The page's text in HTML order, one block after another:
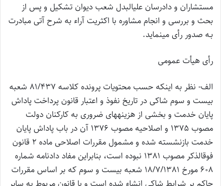
مستشاران و دادرسان علی‎البدل شعب دیوان تشکیل و پس از
بحث و بررسی و انجام مشاوره با اکثریت آراء به شرح آتی مبادرت
بـه صدور رأی می‎نماید.
رأی هیأت عمومی
الف- نظر به اینکه حسب محتویات پرونده کلاسه 81/437 شعبه
بیست و سوم شاکی در تاریخ نفوذ و اعتبار قانون پرداخت پاداش
پایان خدمت و بخشی از هزینه‎های ضروری به کارکنان دولت
مصوب 1375 و اصلاحیه مصوب 1376 آن در باب پاداش پایان
خدمت بازنشسته شده و مشمول مقررات اصلاحی ماده 2 قانون
فوق‎الذکر مصوب 1381 نبوده است، بنابراین مفاد دادنامه شماره
608 مورخ 18/7/1381 شعبه بیست و سوم که بر اساس مقررات